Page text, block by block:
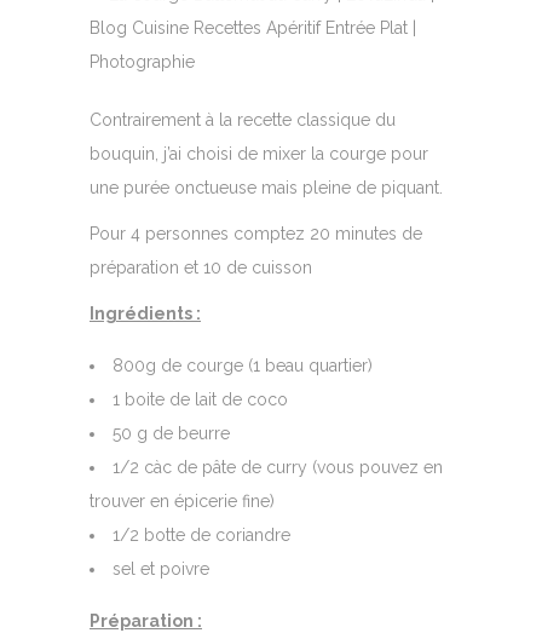
Contrairement à la recette classique du
bouquin, j’ai choisi de mixer la courge pour
une purée onctueuse mais pleine de piquant.
Pour 4 personnes comptez 20 minutes de
préparation et 10 de cuisson
Ingrédients :
800g de courge (1 beau quartier)
1 boite de lait de coco
50 g de beurre
1/2 càc de pâte de curry (vous pouvez en
trouver en épicerie fine)
1/2 botte de coriandre
sel et poivre
Préparation :